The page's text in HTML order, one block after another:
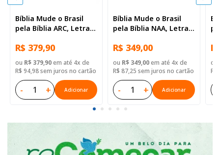
Bíblia Mude o Brasil
pela Bíblia ARC, Letra
— 52 Biblias
R$ 379,90
ou R$ 379,90em até 4x de
R$ 94,98 sem juros no cartão
- + Adicionar
Bíblia Mude o Brasil
pela Bíblia NAA, Letra
— Mude Brasil
R$ 349,00
ou R$ 349,00em até 4x de
R$ 87,25 sem juros no cartão
- + Adicionar
—
ou
R$